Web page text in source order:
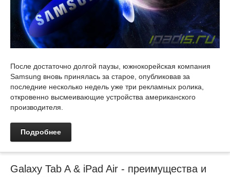
После достаточно долгой паузы, южнокорейская компания
Samsung вновь принялась за старое, опубликовав за
последние несколько недель уже три рекламных ролика,
откровенно высмеивающие устройства американского
производителя.
Подробнее
Galaxy Tab A & iPad Air - преимущества и